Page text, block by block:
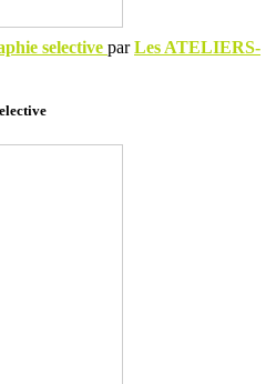
selective parLes ATELIERS-